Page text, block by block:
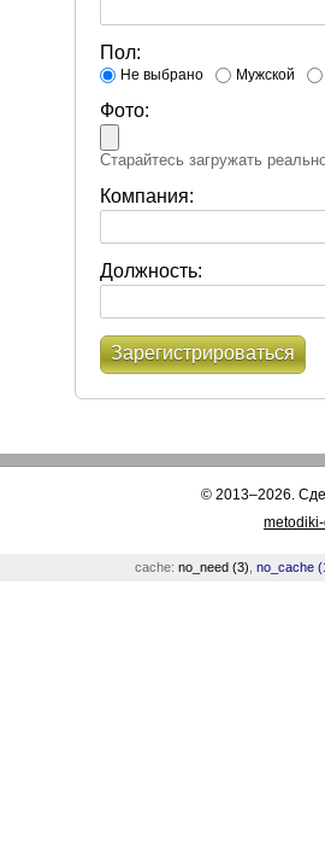
Пол:
Не выбрано Мужской
Фото:
Старайтесь загружать
Компания:
Должность:
Зарегистрироваться
© 2013–2026.
cache: no_need (3) no_cache